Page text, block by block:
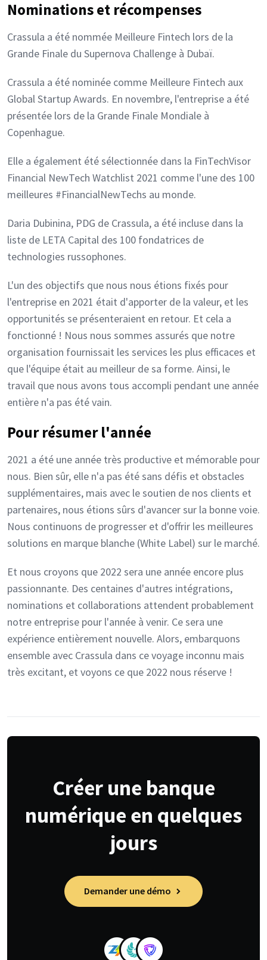
Nominations et récompenses
Crassula a été nommée Meilleure Fintech lors de la
Grande Finale du Supernova Challenge à Dubaï.
Crassula a été nominée comme Meilleure Fintech aux
Global Startup Awards. En novembre, l'entreprise a été
présentée lors de la Grande Finale Mondiale à
Copenhague.
Elle a également été sélectionnée dans la FinTechVisor
Financial NewTech Watchlist 2021 comme l'une des 100
meilleures #FinancialNewTechs au monde.
Daria Dubinina, PDG de Crassula, a été incluse dans la
liste de LETA Capital des 100 fondatrices de
technologies russophones.
L'un des objectifs que nous nous étions fixés pour
l'entreprise en 2021 était d'apporter de la valeur, et les
opportunités se présenteraient en retour. Et cela a
fonctionné ! Nous nous sommes assurés que notre
organisation fournissait les services les plus efficaces et
que l'équipe était au meilleur de sa forme. Ainsi, le
travail que nous avons tous accompli pendant une année
entière n'a pas été vain.
Pour résumer l'année
2021 a été une année très productive et mémorable pour
nous. Bien sûr, elle n'a pas été sans défis et obstacles
supplémentaires, mais avec le soutien de nos clients et
partenaires, nous étions sûrs d'avancer sur la bonne voie.
Nous continuons de progresser et d'offrir les meilleures
solutions en marque blanche (White Label) sur le marché.
Et nous croyons que 2022 sera une année encore plus
passionnante. Des centaines d'autres intégrations,
nominations et collaborations attendent probablement
notre entreprise pour l'année à venir. Ce sera une
expérience entièrement nouvelle. Alors, embarquons
ensemble avec Crassula dans ce voyage inconnu mais
très excitant, et voyons ce que 2022 nous réserve !
Créer une banque
numérique en quelques
jours
Demander une démo